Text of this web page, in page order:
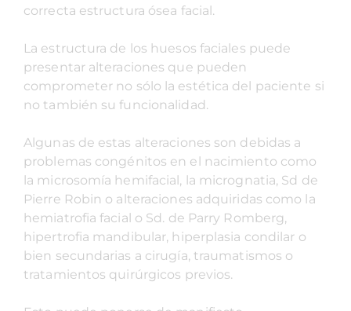
correcta estructura ósea facial.
La estructura de los huesos faciales puede
presentar alteraciones que pueden
comprometer no sólo la estética del paciente si
no también su funcionalidad.
Algunas de estas alteraciones son debidas a
problemas congénitos en el nacimiento como
la microsomía hemifacial, la micrognatia, Sd de
Pierre Robin o alteraciones adquiridas como la
hemiatrofia facial o Sd. de Parry Romberg,
hipertrofia mandibular, hiperplasia condilar o
bien secundarias a cirugía, traumatismos o
tratamientos quirúrgicos previos.